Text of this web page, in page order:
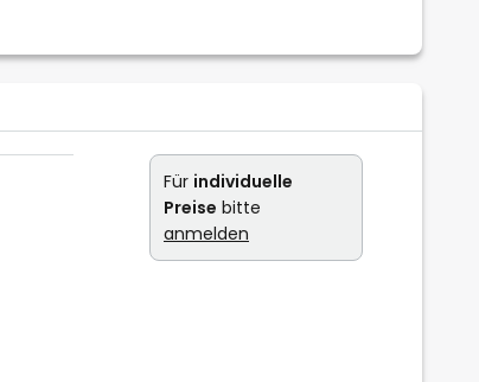
Für individuelle
Preise bitte
anmelden